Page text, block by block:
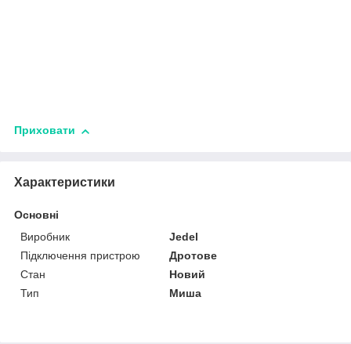
Приховати
Характеристики
Основні
Виробник
Jedel
Підключення пристрою
Дротове
Стан
Новий
Тип
Миша